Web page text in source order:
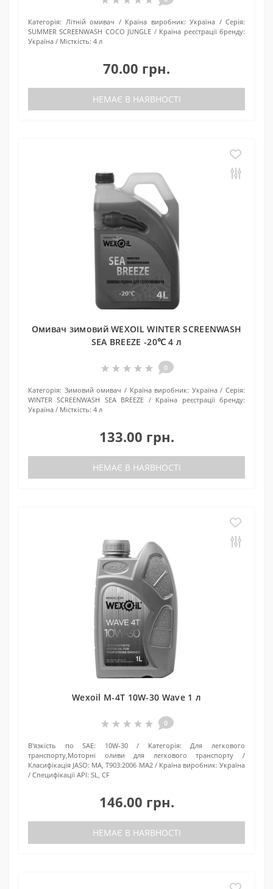
Категорія: Літній омивач Країна виробник: Україна
Серія:
SUMMER SCREENWASH COCO JUNGLE
Країна реєстрації бренду:
Україна
Місткість: 4 л
70.00 грн.
НЕМАЄ В НАЯВНОСТІ
Омивач зимовий WEXOIL WINTER SCREENWASH
SEA BREEZE -20℃ 4 л
0
Категорія: Зимовий омивач Країна виробник: Україна
Серія:
WINTER SCREENWASH SEA BREEZE
Країна реєстрації бренду:
Україна
Місткість: 4 л
133.00 грн.
НЕМАЄ В НАЯВНОСТІ
Wexoil М-4T 10W-30 Wave 1 л
0
В'язкість по SAE: 10W-30 Категорія:
Для легкового
транспорту,Моторні оливи для легкового транспорту
Класифікація JASO: MA, T903:2006 MA2 Країна виробник: Україна
Специфікації API: SL, CF
146.00 грн.
НЕМАЄ В НАЯВНОСТІ